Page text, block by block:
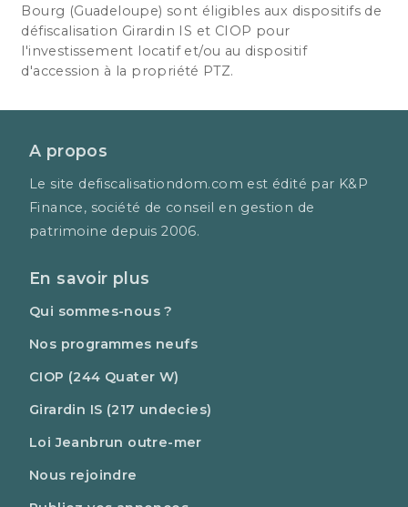
Bourg (Guadeloupe) sont éligibles aux dispositifs de
défiscalisation Girardin IS et CIOP pour
l'investissement locatif et/ou au dispositif
d'accession à la propriété PTZ.
A propos
Le site defiscalisationdom.com est édité par K&P
Finance, société de conseil en gestion de
patrimoine depuis 2006.
En savoir plus
Qui sommes-nous ?
Nos programmes neufs
CIOP (244 Quater W)
Girardin IS (217 undecies)
Loi Jeanbrun outre-mer
Nous rejoindre